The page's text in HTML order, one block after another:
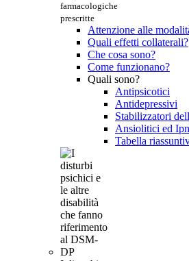
farmacologiche
prescritte
Attenzione alle
Quali effetti collaterali?
Che cosa sono?
Come funzionano?
Quali sono?
Antipsicotici
Antidepressivi
Stabilizzatori
Ansiolitici ed
Tabella